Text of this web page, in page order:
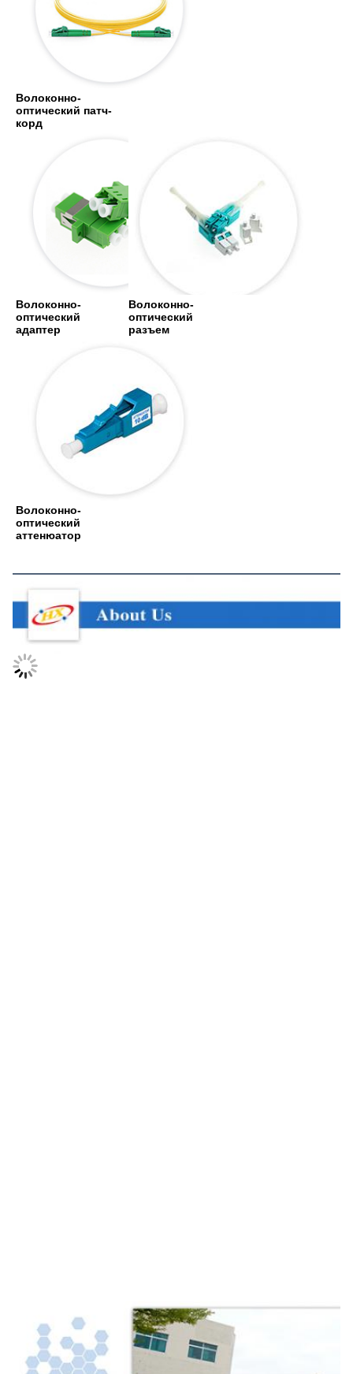
Волоконно-
оптический патч-
корд
Волоконно-
оптический
адаптер
Волоконно-
оптический
разъем
Волоконно-
оптический
аттенюатор